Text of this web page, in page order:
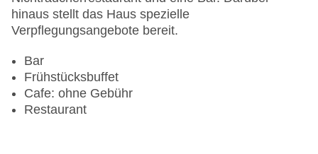
Anzahl der Aufzüge: 1
Haustiere: gegen Gebühr
Sonnenterrasse
Gesamtanzahl der Stockwerke: 14
Gesamtanzahl der Zimmer: 311
Pools:Liegen am Pool
hinaus stellt das Haus spezielle
Verpflegungsangebote bereit.
Bar
Frühstücksbuffet
Cafe: ohne Gebühr
Restaurant